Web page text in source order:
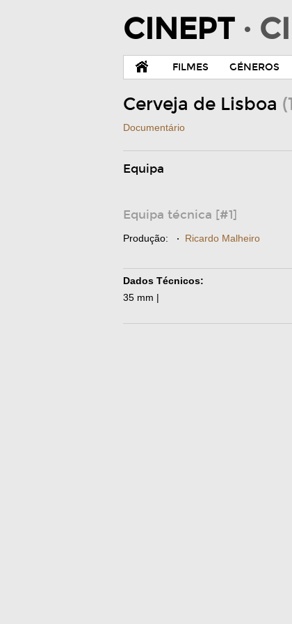
CINEPT ·
FILMES GÉNEROS
Cerveja de Lisboa
Documentário
Equipa
Equipa técnica [#1]
Produção: · Ricardo Malheiro
Dados Técnicos:
35 mm |